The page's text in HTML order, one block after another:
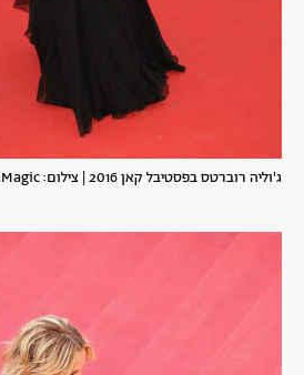
ג'וליה רוברטס בפסטיבל קאן 2016 | צילום: Tony Barson/FilmMagic